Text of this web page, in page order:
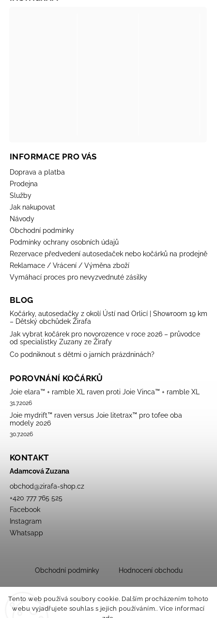
Tento web používá soubory cookie. Dalším procházením tohoto
webu vyjadřujete souhlas s jejich používáním.. Více informací
INFORMACE PRO VÁS
Doprava a platba
Prodejna
Služby
Jak nakupovat
Návody
Obchodní podmínky
Podmínky ochrany osobních údajů
Rezervace předvedení autosedaček nebo kočárků na prodejně
Reklamace / Vrácení / Výměna zboží
Vymáhací proces pro nevyzvednuté zásilky
BLOG
Kočárky, autosedačky z okolí Ústí nad Orlicí | Showroom 19 km
– Dětský obchůdek Žirafa
Jak vybrat kočárek pro novorozence v roce 2026 – průvodce
od specialistky Zuzany ze Žirafy
Co podniknout s dětmi o jarních prázdninách?
POROVNÁNÍ KOČÁRKŮ
Joie elara™ + ramble XL raven proti Joie Vinca™ + ramble XL
31.7.2026
Joie mydrift™ raven versus Joie litetrax™ pro tofee oba
modely 2026
30.7.2026
KONTAKT
Adamcová Zuzana
obchod@zirafa-shop.cz
+420 777 765 525
Facebook
Instagram
Whatsapp
Obchodní podmínky Hodnocení obchodu